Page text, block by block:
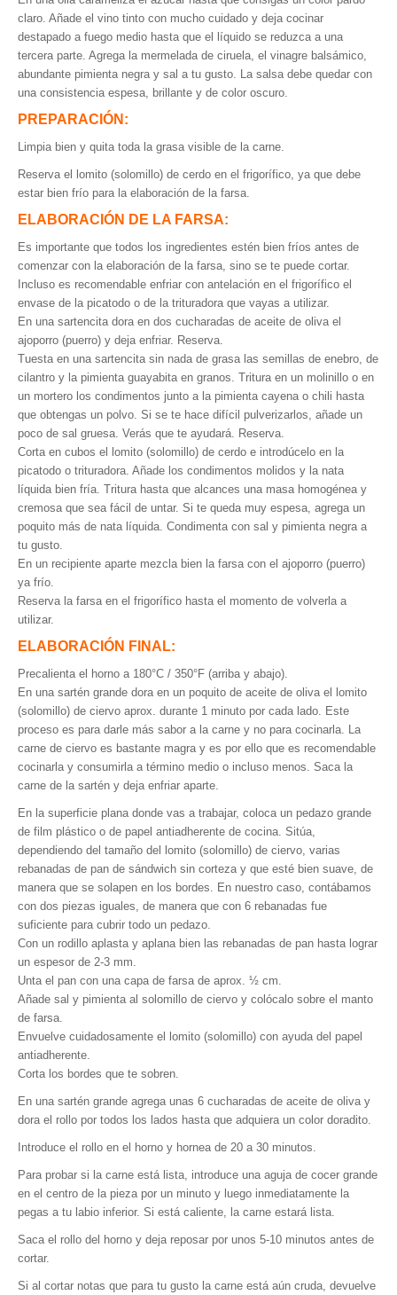
claro. Añade el vino tinto con mucho cuidado y deja cocinar
destapado a fuego medio hasta que el líquido se reduzca a una
tercera parte. Agrega la mermelada de ciruela, el vinagre balsámico,
abundante pimienta negra y sal a tu gusto. La salsa debe quedar con
una consistencia espesa, brillante y de color oscuro.
PREPARACIÓN:
Limpia bien y quita toda la grasa visible de la carne.
Reserva el lomito (solomillo) de cerdo en el frigorífico, ya que debe
estar bien frío para la elaboración de la farsa.
ELABORACIÓN DE LA FARSA:
Es importante que todos los ingredientes estén bien fríos antes de
comenzar con la elaboración de la farsa, sino se te puede cortar.
Incluso es recomendable enfriar con antelación en el frigorífico el
envase de la picatodo o de la trituradora que vayas a utilizar.
En una sartencita dora en dos cucharadas de aceite de oliva el
ajoporro (puerro) y deja enfriar. Reserva.
Tuesta en una sartencita sin nada de grasa las semillas de enebro, de
cilantro y la pimienta guayabita en granos. Tritura en un molinillo o en
un mortero los condimentos junto a la pimienta cayena o chili hasta
que obtengas un polvo. Si se te hace difícil pulverizarlos, añade un
poco de sal gruesa. Verás que te ayudará. Reserva.
Corta en cubos el lomito (solomillo) de cerdo e introdúcelo en la
picatodo o trituradora. Añade los condimentos molidos y la nata
líquida bien fría. Tritura hasta que alcances una masa homogénea y
cremosa que sea fácil de untar. Si te queda muy espesa, agrega un
poquito más de nata líquida. Condimenta con sal y pimienta negra a
tu gusto.
En un recipiente aparte mezcla bien la farsa con el ajoporro (puerro)
ya frío.
Reserva la farsa en el frigorífico hasta el momento de volverla a
utilizar.
ELABORACIÓN FINAL:
Precalienta el horno a 180°C / 350°F (arriba y abajo).
En una sartén grande dora en un poquito de aceite de oliva el lomito
(solomillo) de ciervo aprox. durante 1 minuto por cada lado. Este
proceso es para darle más sabor a la carne y no para cocinarla. La
carne de ciervo es bastante magra y es por ello que es recomendable
cocinarla y consumirla a término medio o incluso menos. Saca la
carne de la sartén y deja enfriar aparte.
En la superficie plana donde vas a trabajar, coloca un pedazo grande
de film plástico o de papel antiadherente de cocina. Sitúa,
dependiendo del tamaño del lomito (solomillo) de ciervo, varias
rebanadas de pan de sándwich sin corteza y que esté bien suave, de
manera que se solapen en los bordes. En nuestro caso, contábamos
con dos piezas iguales, de manera que con 6 rebanadas fue
suficiente para cubrir todo un pedazo.
Con un rodillo aplasta y aplana bien las rebanadas de pan hasta lograr
un espesor de 2-3 mm.
Unta el pan con una capa de farsa de aprox. ½ cm.
Añade sal y pimienta al solomillo de ciervo y colócalo sobre el manto
de farsa.
Envuelve cuidadosamente el lomito (solomillo) con ayuda del papel
antiadherente.
Corta los bordes que te sobren.
En una sartén grande agrega unas 6 cucharadas de aceite de oliva y
dora el rollo por todos los lados hasta que adquiera un color doradito.
Introduce el rollo en el horno y hornea de 20 a 30 minutos.
Para probar si la carne está lista, introduce una aguja de cocer grande
en el centro de la pieza por un minuto y luego inmediatamente la
pegas a tu labio inferior. Si está caliente, la carne estará lista.
Saca el rollo del horno y deja reposar por unos 5-10 minutos antes de
cortar.
Si al cortar notas que para tu gusto la carne está aún cruda, devuelve